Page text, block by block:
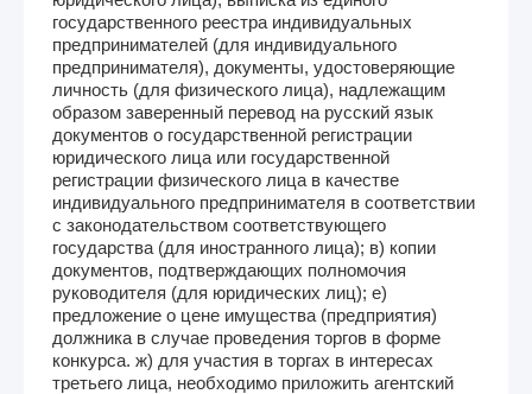
государственного реестра индивидуальных
предпринимателей (для индивидуального
предпринимателя), документы, удостоверяющие
личность (для физического лица), надлежащим
образом заверенный перевод на русский язык
документов о государственной регистрации
юридического лица или государственной
регистрации физического лица в качестве
индивидуального предпринимателя в соответствии
с законодательством соответствующего
государства (для иностранного лица); в) копии
документов, подтверждающих полномочия
руководителя (для юридических лиц); е)
предложение о цене имущества (предприятия)
должника в случае проведения торгов в форме
конкурса. ж) для участия в торгах в интересах
третьего лица, необходимо приложить агентский